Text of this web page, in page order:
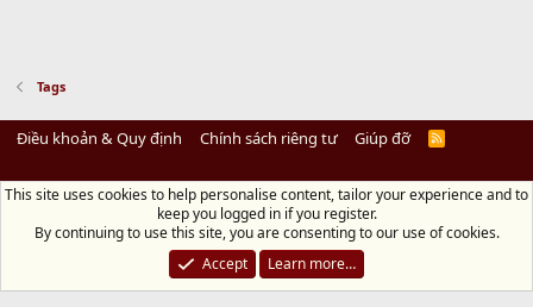
Tags
Điều khoản & Quy định Chính sách riêng tư Giúp đỡ
R
Diệu Pháp Âm
Chùa Diệu Pháp - Số 72/14 Phú Mỹ, Phú Hòa Đông, Củ Chi, TP.HCM
đồ)
Điện thoại: 028.36208438 | Email:bientap@dieuphapam.net
Chủ Nhiệm: Thích Minh Thiền
This site uses cookies to help personalise content, tailor your experience and to
keep you logged in if you register.
By continuing to use this site, you are consenting to our use of cookies.
Accept
Learn more…